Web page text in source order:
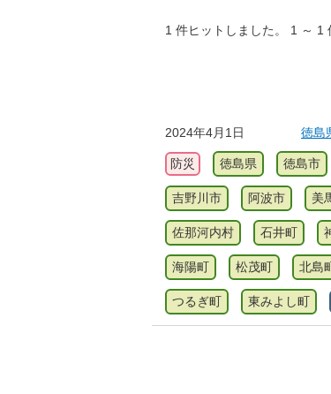
1 件ヒットしました。 1 ～ 1
2024年4月1日 徳島
防災 徳島県 徳島市
吉野川市 阿波市 美
佐那河内村 石井町
海陽町 松茂町 北島
つるぎ町 東みよし町